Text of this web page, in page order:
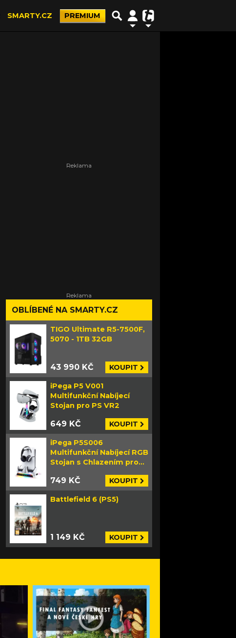
SMARTY.CZ PREMIUM
OBLÍBENÉ NA SMARTY.CZ
TIGO Ultimate R5-7500F,
5070 - 1TB 32GB
43 990 KČ KOUPIT
iPega P5 V001
Multifunkční Nabíjecí
Stojan pro PS VR2
649 KČ KOUPIT
iPega P5S006
Multifunkční Nabíjecí RGB
Stojan s Chlazením pro
749 KČ KOUPIT
Battlefield 6 (PS5)
1 149 KČ KOUPIT